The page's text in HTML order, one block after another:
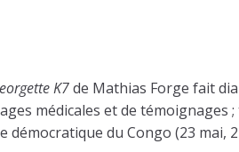
K7de Mathias Forge fait
médicales et de témoignages
du Congo (23 mai,